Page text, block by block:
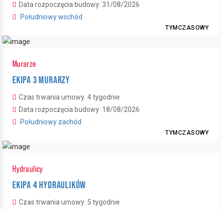
Data rozpoczęcia budowy: 31/08/2026
Południowy wschód
TYMCZASOWY
Murarze
EKIPA 3 MURARZY
Czas trwania umowy: 4 tygodnie
Data rozpoczęcia budowy: 18/08/2026
Południowy zachód
TYMCZASOWY
Hydraulicy
EKIPA 4 HYDRAULIKÓW
Czas trwania umowy: 5 tygodnie